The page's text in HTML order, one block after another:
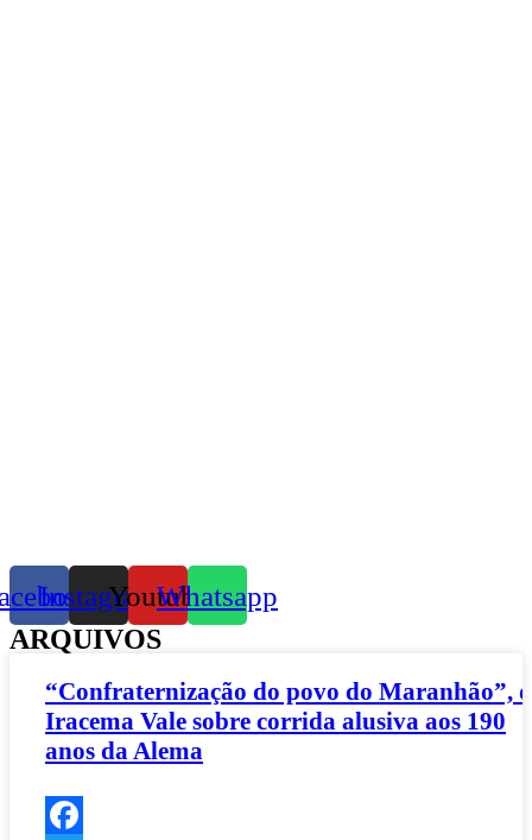
InstagramYoutubeWhatsapp
ARQUIVOS
“Confraternização do povo do Maranhão”,
Iracema Vale sobre corrida alusiva aos 190
anos da Alema